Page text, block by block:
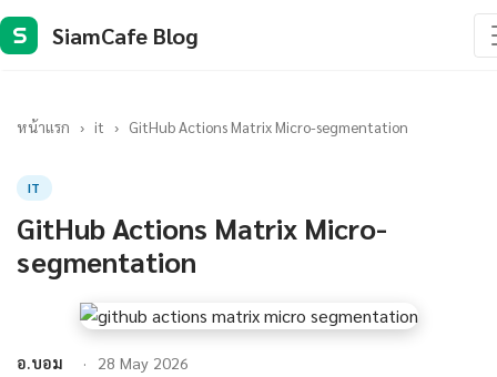
S SiamCafe Blog
หน้าแรก › it › GitHub Actions Matrix Micro-segmentation
IT
GitHub Actions Matrix Micro-
segmentation
อ.บอม 28 May 2026